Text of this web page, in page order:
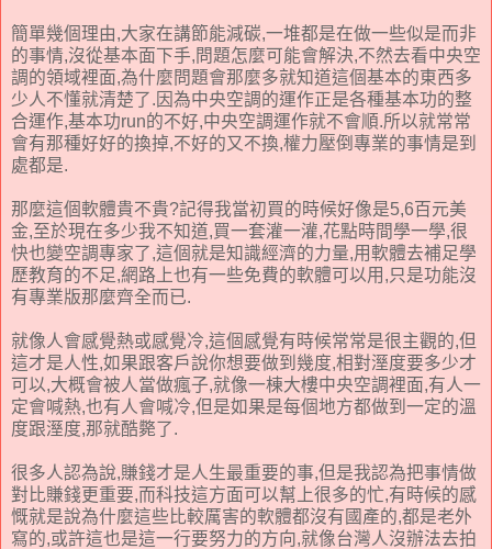
簡單幾個理由,大家在講節能減碳,一堆都是在做一些似是而非
的事情,沒從基本面下手,問題怎麼可能會解決,不然去看中央空
調的領域裡面,為什麼問題會那麼多就知道這個基本的東西多
少人不懂就清楚了.因為中央空調的運作正是各種基本功的整
合運作,基本功run的不好,中央空調運作就不會順.所以就常常
會有那種好好的換掉,不好的又不換,權力壓倒專業的事情是到
處都是.
那麼這個軟體貴不貴?記得我當初買的時候好像是5,6百元美
金,至於現在多少我不知道,買一套灌一灌,花點時間學一學,很
快也變空調專家了,這個就是知識經濟的力量,用軟體去補足學
歷教育的不足,網路上也有一些免費的軟體可以用,只是功能沒
有專業版那麼齊全而已.
就像人會感覺熱或感覺冷,這個感覺有時候常常是很主觀的,但
這才是人性,如果跟客戶說你想要做到幾度,相對溼度要多少才
可以,大概會被人當做瘋子,就像一棟大樓中央空調裡面,有人一
定會喊熱,也有人會喊冷,但是如果是每個地方都做到一定的溫
度跟溼度,那就酷斃了.
很多人認為說,賺錢才是人生最重要的事,但是我認為把事情做
對比賺錢更重要,而科技這方面可以幫上很多的忙,有時候的感
慨就是說為什麼這些比較厲害的軟體都沒有國產的,都是老外
寫的,或許這也是這一行要努力的方向,就像台灣人沒辦法去拍